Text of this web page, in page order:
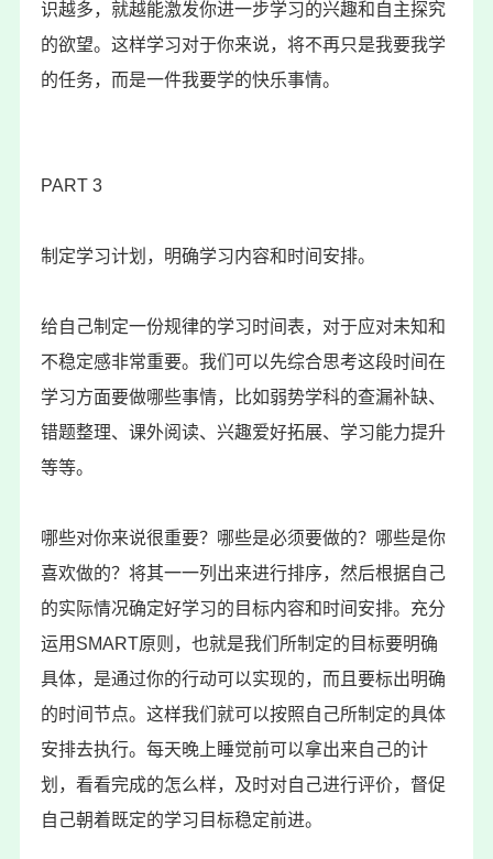
识越多，就越能激发你进一步学习的兴趣和自主探究
的欲望。这样学习对于你来说，将不再只是我要我学
的任务，而是一件我要学的快乐事情。
PART 3
制定学习计划，明确学习内容和时间安排。
给自己制定一份规律的学习时间表，对于应对未知和
不稳定感非常重要。我们可以先综合思考这段时间在
学习方面要做哪些事情，比如弱势学科的查漏补缺、
错题整理、课外阅读、兴趣爱好拓展、学习能力提升
等等。
哪些对你来说很重要？哪些是必须要做的？哪些是你
喜欢做的？将其一一列出来进行排序，然后根据自己
的实际情况确定好学习的目标内容和时间安排。充分
运用SMART原则，也就是我们所制定的目标要明确
具体，是通过你的行动可以实现的，而且要标出明确
的时间节点。这样我们就可以按照自己所制定的具体
安排去执行。每天晚上睡觉前可以拿出来自己的计
划，看看完成的怎么样，及时对自己进行评价，督促
自己朝着既定的学习目标稳定前进。